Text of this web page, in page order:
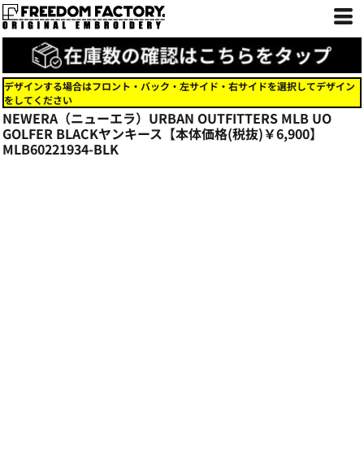
デザインする場合はフロント・バック・左サイド・右サイドを選択してデザイン
をしてください
NEWERA（ニューエラ）URBAN OUTFITTERS MLB UO
GOLFER BLACKヤンキース【本体価格(税抜)￥6,900】
MLB60221934-BLK